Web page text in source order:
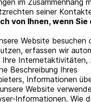
im Zusammenhang
seiner
von Ihnen, wenn Sie
Website besuchen
erfassen wir
Ihre Internetaktivitäten,
Beschreibung Ihres
Informationen
Website
Informationen. Wie